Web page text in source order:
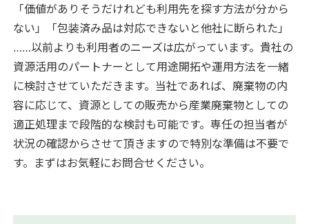
「価値がありそうだけれども利用先を探す方法が分から
ない」「包装済み品は対応できないと他社に断られた」
……以前よりも利用者のニーズは広がっています。貴社の
資源活用のパートナーとして用途開拓や運用方法を一緒
に検討させていただきます。当社であれば、廃棄物の内
容に応じて、資源としての販売から産業廃棄物としての
適正処理まで段階的な検討も可能です。専任の担当者が
状況の確認からさせて頂きますので特別な準備は不要で
す。まずはお気軽にお問合せください。